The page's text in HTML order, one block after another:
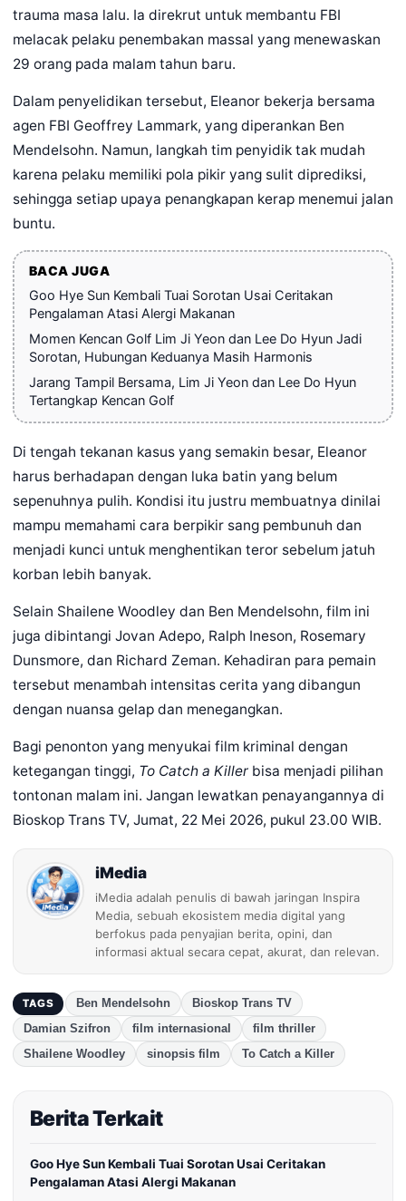
trauma masa lalu. Ia direkrut untuk membantu FBI
melacak pelaku penembakan massal yang menewaskan
29 orang pada malam tahun baru.
Dalam penyelidikan tersebut, Eleanor bekerja bersama
agen FBI Geoffrey Lammark, yang diperankan Ben
Mendelsohn. Namun, langkah tim penyidik tak mudah
karena pelaku memiliki pola pikir yang sulit diprediksi,
sehingga setiap upaya penangkapan kerap menemui jalan
buntu.
BACA JUGA
Goo Hye Sun Kembali Tuai Sorotan Usai Ceritakan
Pengalaman Atasi Alergi Makanan
Momen Kencan Golf Lim Ji Yeon dan Lee Do Hyun Jadi
Sorotan, Hubungan Keduanya Masih Harmonis
Jarang Tampil Bersama, Lim Ji Yeon dan Lee Do Hyun
Tertangkap Kencan Golf
Di tengah tekanan kasus yang semakin besar, Eleanor
harus berhadapan dengan luka batin yang belum
sepenuhnya pulih. Kondisi itu justru membuatnya dinilai
mampu memahami cara berpikir sang pembunuh dan
menjadi kunci untuk menghentikan teror sebelum jatuh
korban lebih banyak.
Selain Shailene Woodley dan Ben Mendelsohn, film ini
juga dibintangi Jovan Adepo, Ralph Ineson, Rosemary
Dunsmore, dan Richard Zeman. Kehadiran para pemain
tersebut menambah intensitas cerita yang dibangun
dengan nuansa gelap dan menegangkan.
Bagi penonton yang menyukai film kriminal dengan
ketegangan tinggi, To Catch a Killer bisa menjadi pilihan
tontonan malam ini. Jangan lewatkan penayangannya di
Bioskop Trans TV, Jumat, 22 Mei 2026, pukul 23.00 WIB.
iMedia
iMedia adalah penulis di bawah jaringan Inspira
Media, sebuah ekosistem media digital yang
berfokus pada penyajian berita, opini, dan
informasi aktual secara cepat, akurat, dan relevan.
TAGS Ben Mendelsohn
Bioskop Trans TV
Damian Szifron
film internasional
film thriller
Shailene Woodley
sinopsis film To Catch a Killer
Berita Terkait
Goo Hye Sun Kembali Tuai Sorotan Usai Ceritakan
Pengalaman Atasi Alergi Makanan